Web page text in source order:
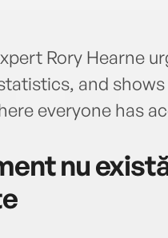
Rory Hearne
and
everyone has
nu